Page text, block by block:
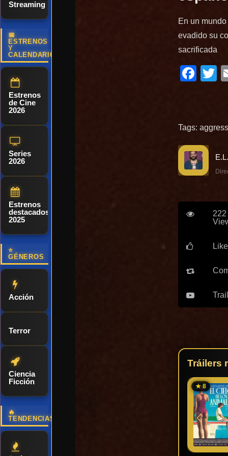
Streaming
📅
ESTRENOS
Y
CALENDARIO
Estrenos
de Cine
2026
Series
2026
Estrenos
destacados
2025
⭐
GÉNEROS
Acción
Terror
Ciencia
Ficción
🔥
TENDENCIAS
En un
evadido su
sacrificada
Tags:
222
Tráilers
★ 8